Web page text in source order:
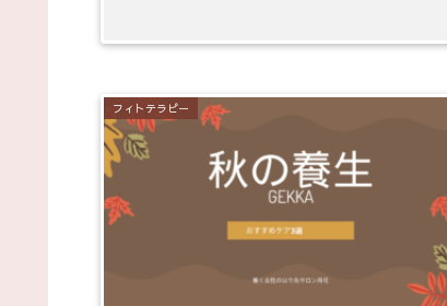
フィトテラピー